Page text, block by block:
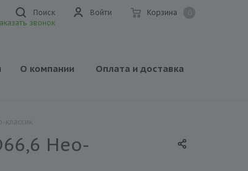
Корзина
Войти
Поиск
звонок
О компании Оплата и доставка
Нео-